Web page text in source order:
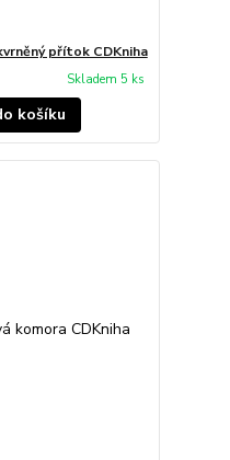
přítok CDKniha
Skladem 5 ks
košíku